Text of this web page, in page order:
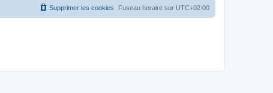
Fuseau horaire sur UTC+02:00
Supprimer les cookies